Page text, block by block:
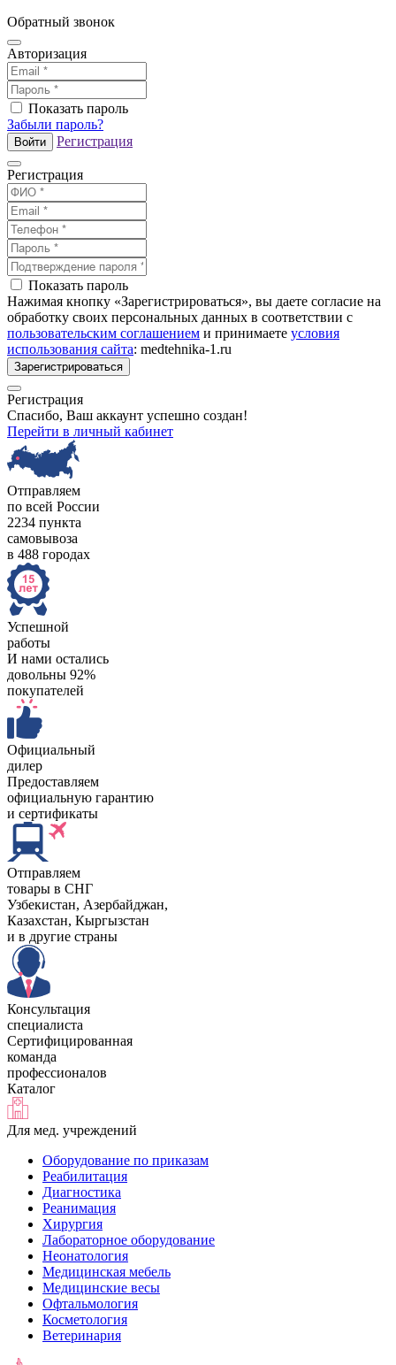
Обратный звонок
Авторизация
Показать пароль
Забыли пароль?
Войти Регистрация
Регистрация
Показать пароль
Нажимая кнопку «Зарегистрироваться», вы даете согласие на
обработку своих персональных данных в соответствии с
пользовательским соглашением и принимаете условия
использования сайта: medtehnika-1.ru
Зарегистрироваться
Регистрация
Спасибо, Ваш аккаунт успешно создан!
Перейти в личный кабинет
Отправляем
по всей России
2234 пункта
самовывоза
в 488 городах
Успешной
работы
И нами остались
довольны 92%
покупателей
Официальный
дилер
Предоставляем
официальную гарантию
и сертификаты
Отправляем
товары в СНГ
Узбекистан, Aзербайджан,
Казахстан, Кыргызстан
и в другие страны
Консультация
специалиста
Сертифицированная
команда
профессионалов
Каталог
Для мед. учреждений
Оборудование по приказам
Реабилитация
Диагностика
Реанимация
Хирургия
Лабораторное оборудование
Неонатология
Медицинская мебель
Медицинские весы
Офтальмология
Косметология
Ветеринария